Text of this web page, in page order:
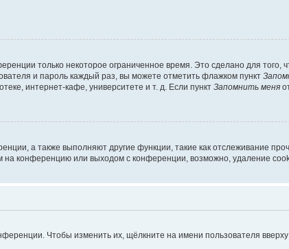
только некоторое ограниченное время. Это сделано для того,
и пароль каждый раз, вы можете отметить флажком пункт
интернет-кафе, университете и т. д. Если пункт Запомнить меня
а также выполняют другие функции, такие как отслеживание
конференцию или выходом с конференции, возможно, удаление
Чтобы изменить их, щёлкните на имени пользователя